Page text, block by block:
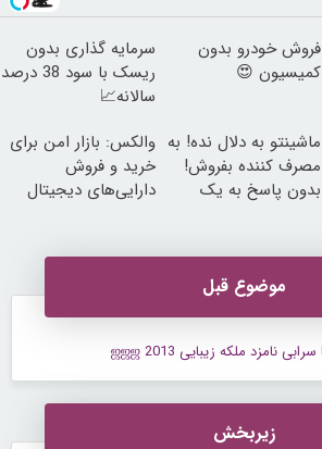
فروش خودرو بدون
کمیسیون 😍
سرمایه گذاری بدون
ریسک با سود 38 درصد
سالانه📈
ماشینتو به دلال نده! به
مصرف کننده بفروش!
بدون پاسخ به یک
والکس: بازار امن برای
خرید و فروش
دارایی‌های دیجیتال
موضوع قبل
زیربخش